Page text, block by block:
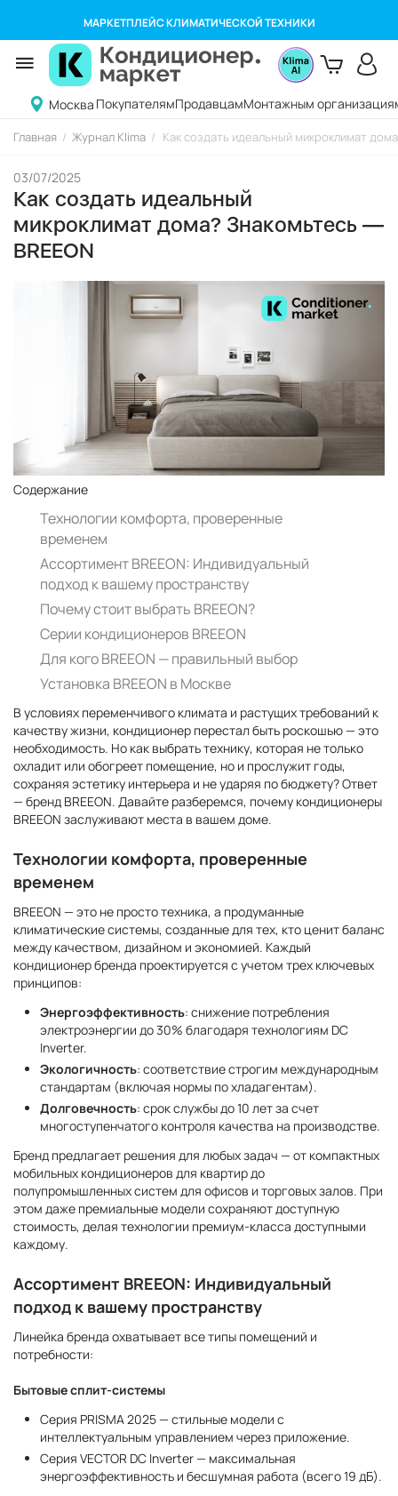
МАРКЕТПЛЕЙС КЛИМАТИЧЕСКОЙ ТЕХНИКИ
Москва ПокупателямПродавцамМонтажным
Главная / Журнал Klima / Как создать идеальный микроклимат
03/07/2025
Как создать идеальный
микроклимат дома? Знакомьтесь —
BREEON
Содержание
Технологии комфорта, проверенные
временем
Ассортимент BREEON: Индивидуальный
подход к вашему пространству
Почему стоит выбрать BREEON?
Серии кондиционеров BREEON
Для кого BREEON — правильный выбор
Установка BREEON в Москве
В условиях переменчивого климата и растущих требований к
качеству жизни, кондиционер перестал быть роскошью — это
необходимость. Но как выбрать технику, которая не только
охладит или обогреет помещение, но и прослужит годы,
сохраняя эстетику интерьера и не ударяя по бюджету? Ответ
— бренд BREEON. Давайте разберемся, почему кондиционеры
BREEON заслуживают места в вашем доме.
Технологии комфорта, проверенные
временем
BREEON — это не просто техника, а продуманные
климатические системы, созданные для тех, кто ценит баланс
между качеством, дизайном и экономией. Каждый
кондиционер бренда проектируется с учетом трех ключевых
принципов:
Энергоэффективность: снижение потребления
электроэнергии до 30% благодаря технологиям DC
Inverter.
Экологичность: соответствие строгим международным
стандартам (включая нормы по хладагентам).
Долговечность: срок службы до 10 лет за счет
многоступенчатого контроля качества на производстве.
Бренд предлагает решения для любых задач — от компактных
мобильных кондиционеров для квартир до
полупромышленных систем для офисов и торговых залов. При
этом даже премиальные модели сохраняют доступную
стоимость, делая технологии премиум-класса доступными
каждому.
Ассортимент BREEON: Индивидуальный
подход к вашему пространству
Линейка бренда охватывает все типы помещений и
потребности:
Бытовые сплит-системы
Серия PRISMA 2025 — стильные модели с
интеллектуальным управлением через приложение.
Серия VECTOR DC Inverter — максимальная
энергоэффективность и бесшумная работа (всего 19 дБ).